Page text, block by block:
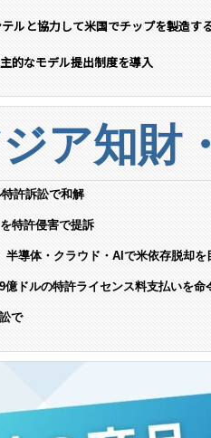
ルと協力して米国でチップを製造す
的なモデル提出制度を導入
ア知財
許訴訟で和解
特許侵害で提訴
導体・クラウド・AIで米依存脱却を
ドルの特許ライセンス料支払いを命
で